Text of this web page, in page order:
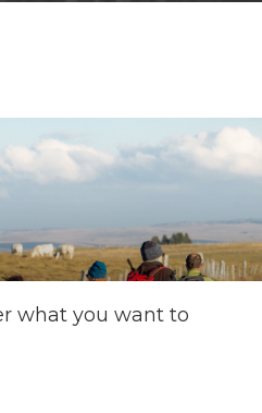
what you want to